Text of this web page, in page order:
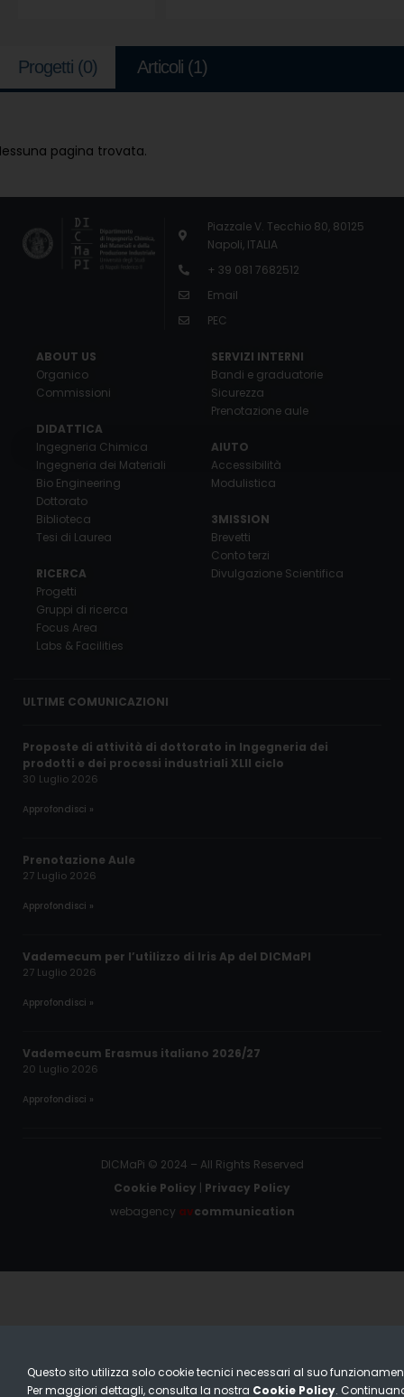
Progetti (0) Articoli (1)
pagina trovata.
Piazzale V. Tecchio 80, 80125
Napoli, ITALIA
+ 39 081 7682512
Email
PEC
ABOUT US
Organico
Commissioni
DIDATTICA
Ingegneria Chimica
Ingegneria dei Materiali
Bio Engineering
Dottorato
Biblioteca
Tesi di Laurea
RICERCA
Progetti
Gruppi di ricerca
Focus Area
Labs & Facilities
SERVIZI INTERNI
Bandi e graduatorie
Sicurezza
Prenotazione aule
AIUTO
Accessibilità
Modulistica
3MISSION
Brevetti
Conto terzi
Divulgazione Scientifica
ULTIME COMUNICAZIONI
Proposte di attività di dottorato in Ingegneria dei
prodotti e dei processi industriali XLII ciclo
30 Luglio 2026
Approfondisci »
Prenotazione Aule
27 Luglio 2026
Approfondisci »
Vademecum per l’utilizzo di Iris Ap del DICMaPI
27 Luglio 2026
Approfondisci »
Vademecum Erasmus italiano 2026/27
20 Luglio 2026
Approfondisci »
DICMaPi © 2024 – All Rights Reserved
Cookie Policy
Privacy Policy
webagency avcommunication
Questo sito utilizza solo cookie tecnici necessari al suo
Per maggiori dettagli, consulta la nostra Cookie Policy.